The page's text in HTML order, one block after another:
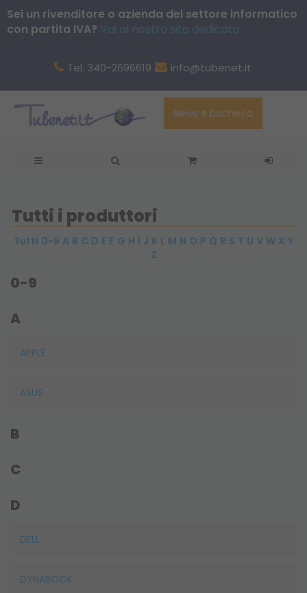
Sei un rivenditore o azienda del settore informatico
con partita IVA? Vai al nostro sito dedicato
Tel. 340-2696619 info@tubenet.it
News e bacheca
Tutti i produttori
Tutti 0-9 A B C D E F G H I J K L M N O P Q R S T U V W X Y
Z
0-9
A
APPLE
ASUS
B
C
D
DELL
DYNABOOK